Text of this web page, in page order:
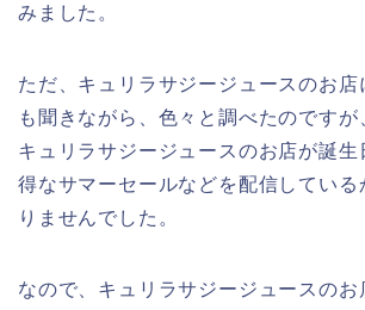
みました。
ただ、キュリラサジージュースのお店
も聞きながら、色々と調べたのですが
キュリラサジージュースのお店が誕生
得なサマーセールなどを配信している
りませんでした。
なので、キュリラサジージュースのお